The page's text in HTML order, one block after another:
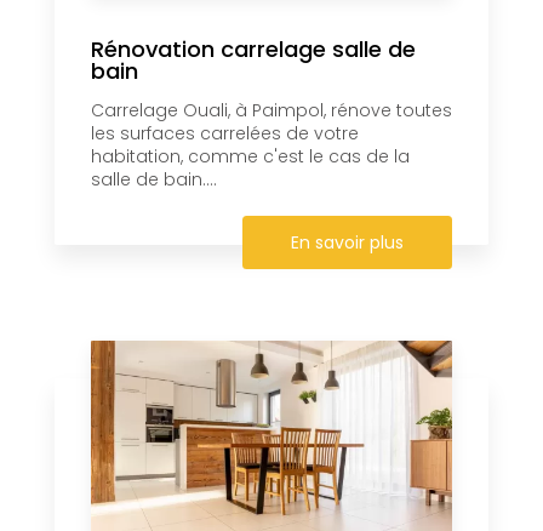
Rénovation carrelage salle de
bain
Carrelage Ouali, à Paimpol, rénove toutes
les surfaces carrelées de votre
habitation, comme c'est le cas de la
salle de bain....
En savoir plus